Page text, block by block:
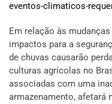
eventos-climaticos-
Em relação às
impactos para a
de chuvas causarão
culturas agrícolas no
associadas com uma
armazenamento, afetará